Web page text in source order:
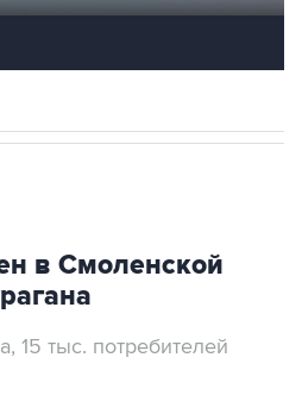
в Смоленской
15 тыс. потребителей
- Власти